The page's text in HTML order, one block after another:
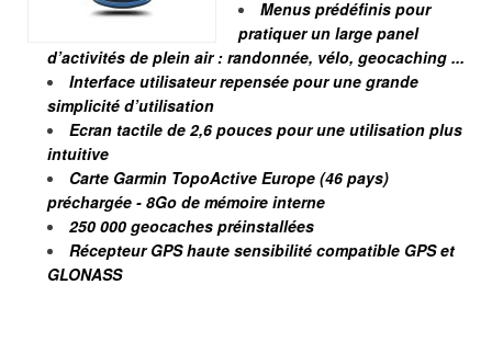
Menus prédéfinis pour
pratiquer un large panel
d’activités de plein air : randonnée, vélo, geocaching ...
Interface utilisateur repensée pour une grande
simplicité d’utilisation
Ecran tactile de 2,6 pouces pour une utilisation plus
intuitive
Carte Garmin TopoActive Europe (46 pays)
préchargée - 8Go de mémoire interne
250 000 geocaches préinstallées
Récepteur GPS haute sensibilité compatible GPS et
GLONASS